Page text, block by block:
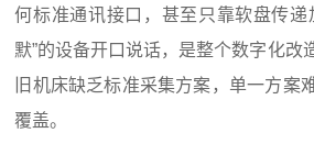
何标准通讯接口，甚至只靠软盘传递
默”的设备开口说话，是整个数字化改
旧机床缺乏标准采集方案，单一方案
覆盖。